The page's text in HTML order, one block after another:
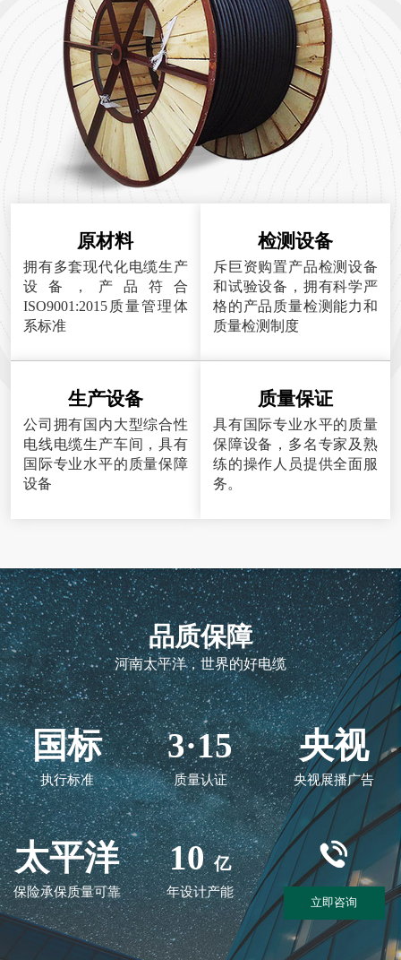
原材料
拥有多套现代化电缆生产
设备，产品符合
ISO9001:2015质量管理体
系标准
检测设备
斥巨资购置产品检测设备
和试验设备，拥有科学严
格的产品质量检测能力和
质量检测制度
生产设备
公司拥有国内大型综合性
电线电缆生产车间，具有
国际专业水平的质量保障
设备
质量保证
具有国际专业水平的质量
保障设备，多名专家及熟
练的操作人员提供全面服
务。
品质保障
河南太平洋，世界的好电缆
国标
执行标准
3·15
质量认证
央视
央视展播广告
太平洋
保险承保质量可靠
10 亿
年设计产能
立即咨询